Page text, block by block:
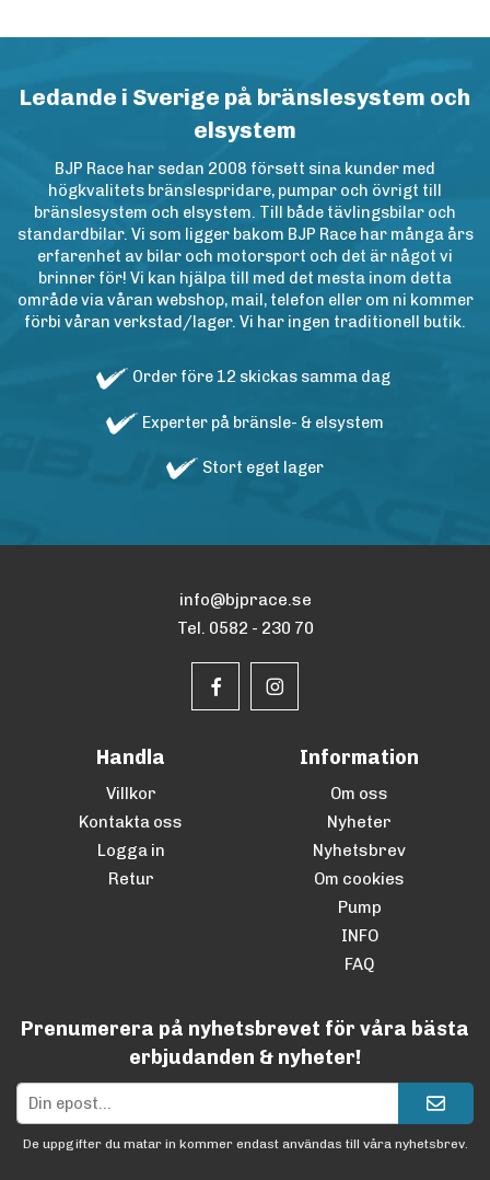
Ledande i Sverige på bränslesystem och
elsystem
BJP Race har sedan 2008 försett sina kunder med
högkvalitets bränslespridare, pumpar och övrigt till
bränslesystem och elsystem. Till både tävlingsbilar och
standardbilar. Vi som ligger bakom BJP Race har många års
erfarenhet av bilar och motorsport och det är något vi
brinner för! Vi kan hjälpa till med det mesta inom detta
område via våran webshop, mail, telefon eller om ni kommer
förbi våran verkstad/lager. Vi har ingen traditionell butik.
Order före 12 skickas samma dag
Experter på bränsle- & elsystem
Stort eget lager
info@bjprace.se
Tel. 0582 - 230 70
Handla
Villkor
Kontakta oss
Logga in
Retur
Information
Om oss
Nyheter
Nyhetsbrev
Om cookies
Pump
INFO
FAQ
Prenumerera på nyhetsbrevet för våra bästa
erbjudanden & nyheter!
De uppgifter du matar in kommer endast användas till våra nyhetsbrev.